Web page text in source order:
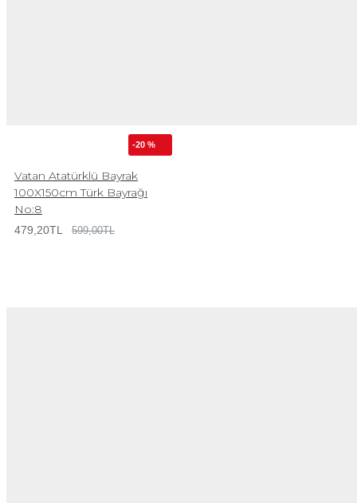
-20 %
Vatan Atatürklü Bayrak
100X150cm Türk Bayrağı
No:8
479,20TL 599,00TL